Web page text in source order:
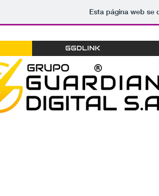
Esta página web se
GGDLINK